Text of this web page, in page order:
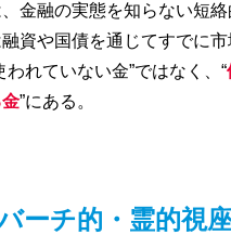
金融の実態を知らない短
資や国債を通じてすでに
われていない金”ではなく、“
”にある。
ーチ的・霊的視